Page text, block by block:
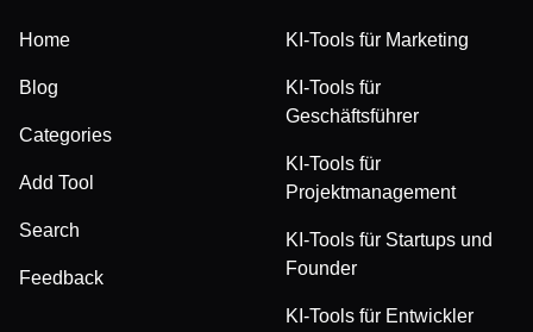
Home
Blog
Categories
Add Tool
Search
Feedback
KI-Tools für Marketing
KI-Tools für
Geschäftsführer
KI-Tools für
Projektmanagement
KI-Tools für Startups und
Founder
KI-Tools für Entwickler